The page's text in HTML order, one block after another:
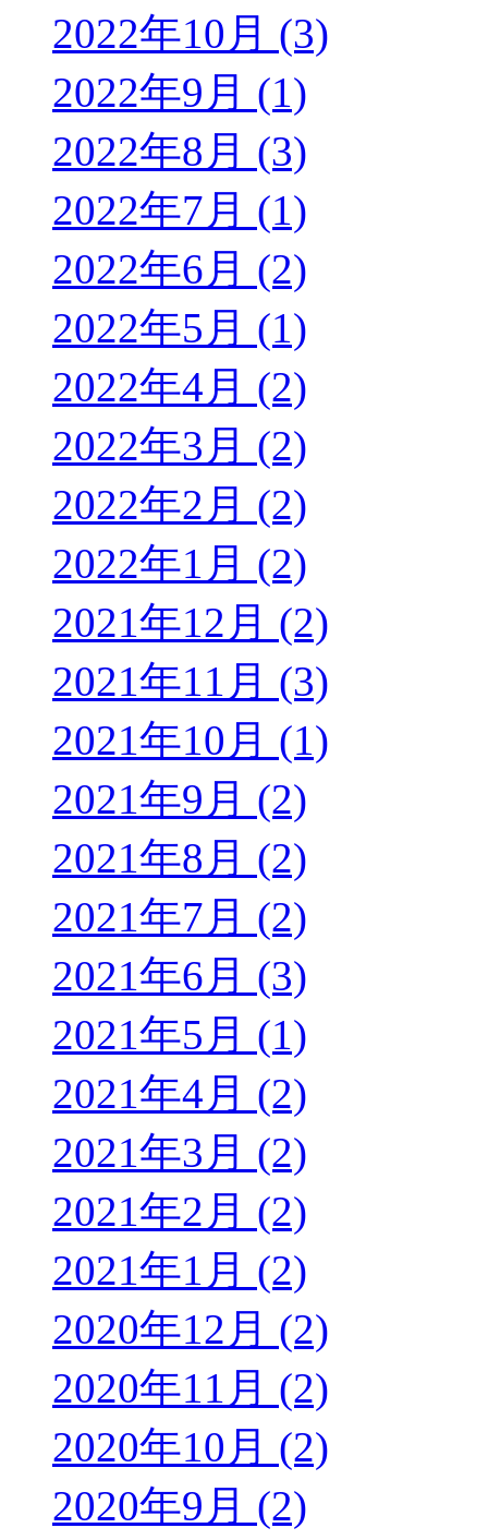
2022年10月 (3)
2022年9月 (1)
2022年8月 (3)
2022年7月 (1)
2022年6月 (2)
2022年5月 (1)
2022年4月 (2)
2022年3月 (2)
2022年2月 (2)
2022年1月 (2)
2021年12月 (2)
2021年11月 (3)
2021年10月 (1)
2021年9月 (2)
2021年8月 (2)
2021年7月 (2)
2021年6月 (3)
2021年5月 (1)
2021年4月 (2)
2021年3月 (2)
2021年2月 (2)
2021年1月 (2)
2020年12月 (2)
2020年11月 (2)
2020年10月 (2)
2020年9月 (2)